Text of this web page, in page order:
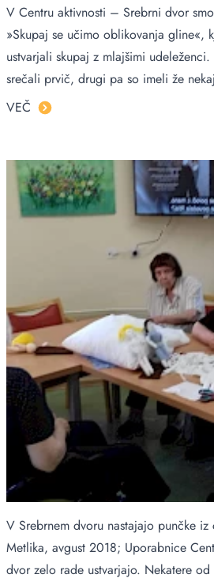
V Centru aktivnosti – Srebrni dvor
»Skupaj se učimo oblikovanja gline«,
ustvarjali skupaj z mlajšimi
srečali prvič, drugi pa so imeli že
VEČ
V Srebrnem dvoru nastajajo punčke iz
Metlika, avgust 2018; Uporabnice
dvor zelo rade ustvarjajo. Nekatere